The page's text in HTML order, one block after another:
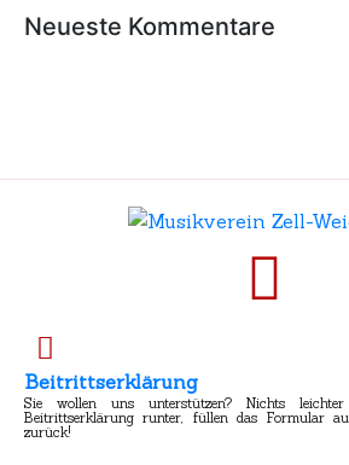
Neueste Kommentare
Beitrittserklärung
Sie wollen uns unterstützen? Nichts
Beitrittserklärung runter, füllen das Formular
zurück!